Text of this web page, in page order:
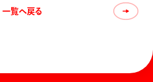
一覧へ戻る